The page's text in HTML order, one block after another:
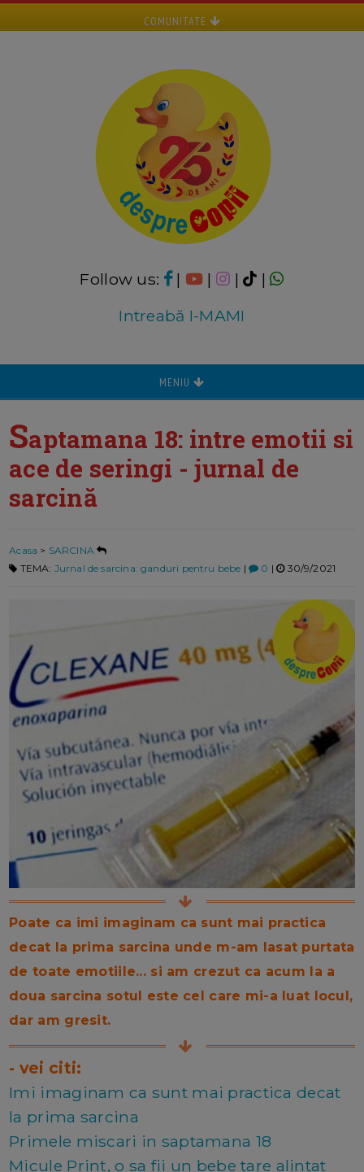
COMUNITATE
Follow us: | | |
|
Intreabă I-MAMI
MENIU
Saptamana 18: intre emotii si
ace de seringi - jurnal de
sarcină
Acasa > SARCINA
TEMA: Jurnal de sarcina: ganduri pentru bebe | 0 | 30/9/2021
Poate ca imi imaginam ca sunt mai practica
decat la prima sarcina unde m-am lasat purtata
de toate emotiile... si am crezut ca acum la a
doua sarcina sotul este cel care mi-a luat locul,
dar am gresit.
- vei citi:
Imi imaginam ca sunt mai practica decat
la prima sarcina
Primele miscari in saptamana 18
Micule Prinț, o sa fii un bebe tare alintat